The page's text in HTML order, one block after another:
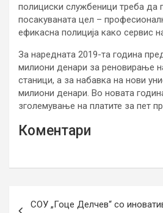
полициски службеници треба да
посакуваната цел –
ефикасна полиција како сервис
За наредната 2019-та година
милиони денари за реновирање
станици, а за набавка на нови
милиони денари. Во новата
зголемување на платите за пет
Коментари
СОУ „Гоце Делчев“ со